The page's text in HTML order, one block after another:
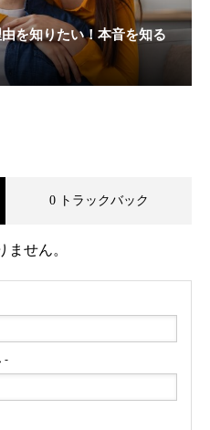
を知りたい！本音を知る
0 トラックバック
ません。
-